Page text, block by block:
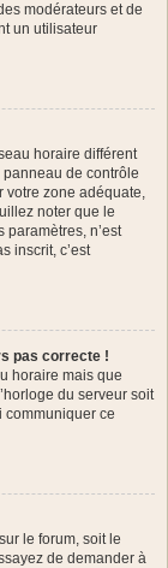
modérateurs et de
un utilisateur
horaire différent
de contrôle
votre zone adéquate,
noter que le
n’est
inscrit, c’est
pas correcte !
horaire mais que
du serveur soit
communiquer ce
le forum, soit le
de demander à